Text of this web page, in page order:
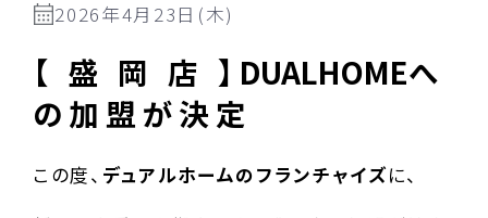
2026年4月23日(木)
【 盛 岡 店 】 DUALHOMEへ
の加盟が決定
この度、 デュアルホームのフランチャイズに、